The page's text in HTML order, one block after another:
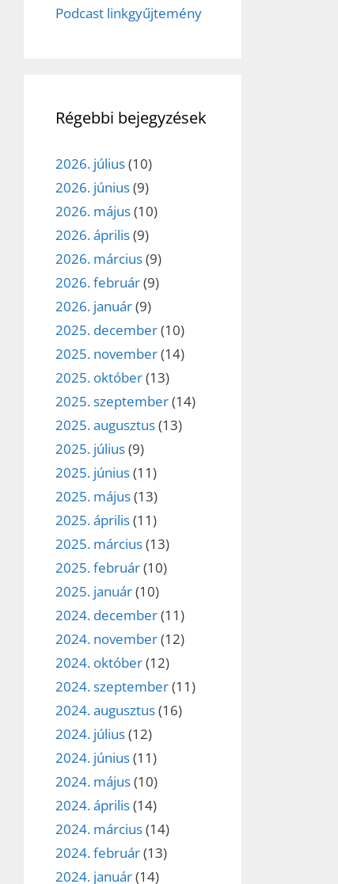
Podcast linkgyűjtemény
Régebbi bejegyzések
2026. július(10)
2026. június(9)
2026. május(10)
2026. április(9)
2026. március(9)
2026. február(9)
2026. január(9)
2025. december(10)
2025. november(14)
2025. október(13)
2025. szeptember(14)
2025. augusztus(13)
2025. július(9)
2025. június(11)
2025. május(13)
2025. április(11)
2025. március(13)
2025. február(10)
2025. január(10)
2024. december(11)
2024. november(12)
2024. október(12)
2024. szeptember(11)
2024. augusztus(16)
2024. július(12)
2024. június(11)
2024. május(10)
2024. április(14)
2024. március(14)
2024. február(13)
2024. január(14)